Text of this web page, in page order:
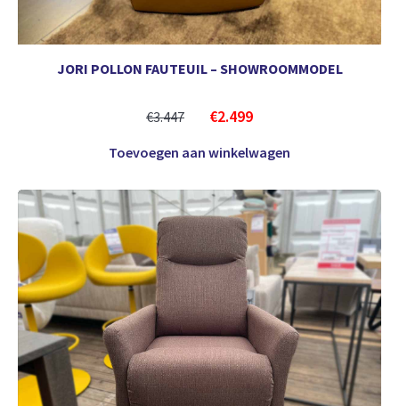
JORI POLLON FAUTEUIL – SHOWROOMMODEL
€3.447 €2.499
Toevoegen aan winkelwagen